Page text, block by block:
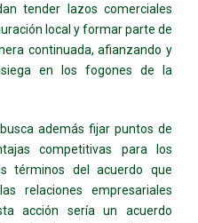
tender lazos comerciales
local y formar parte de
continuada, afianzando y
en los fogones de la
además fijar puntos de
competitivas para los
términos del acuerdo que
relaciones empresariales
acción sería un acuerdo